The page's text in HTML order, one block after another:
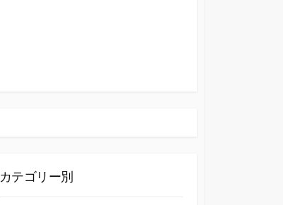
カテゴリー別